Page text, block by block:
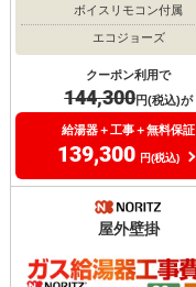
ボイスリモコン付属
エコジョーズ
クーポン利用で
144,300円(税込)が
給湯器＋工事＋無料保証
139,300 円(税込)
屋外壁掛